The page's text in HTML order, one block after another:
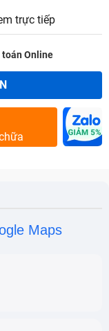
trực tiếp
toán Online
Maps